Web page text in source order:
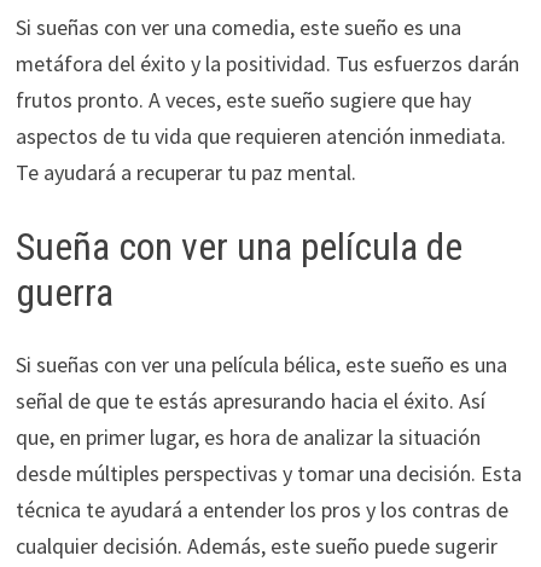
Si sueñas con ver una comedia, este sueño es una
metáfora del éxito y la positividad. Tus esfuerzos darán
frutos pronto. A veces, este sueño sugiere que hay
aspectos de tu vida que requieren atención inmediata.
Te ayudará a recuperar tu paz mental.
Sueña con ver una película de
guerra
Si sueñas con ver una película bélica, este sueño es una
señal de que te estás apresurando hacia el éxito. Así
que, en primer lugar, es hora de analizar la situación
desde múltiples perspectivas y tomar una decisión. Esta
técnica te ayudará a entender los pros y los contras de
cualquier decisión. Además, este sueño puede sugerir